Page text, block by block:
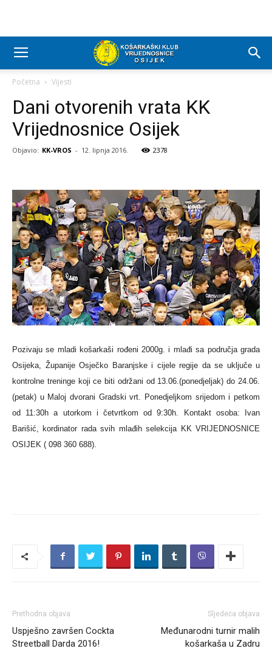
Početna Vijesti
Dani otvorenih vrata KK
Vrijednosnice Osijek
Objavio: KK-VROS - 12. lipnja 2016. 2378
Pozivaju se mladi košarkaši rođeni 2000g. i mlađi sa područja grada
Osijeka, Županije Osječko Baranjske i cijele regije da se uključe u
kontrolne treninge koji ce biti održani od 13.06.(ponedjeljak) do 24.06.
(petak) u Maloj dvorani Gradski vrt. Ponedjeljkom srijedom i petkom
od 11:30h a utorkom i četvrtkom od 9:30h. Kontakt osoba: Ivan
Barišić, kordinator rada svih mlađih selekcija KK VRIJEDNOSNICE
OSIJEK ( 098 360 688).
Prethodna objava
Uspješno završen Cockta
Streetball Darda 2016!
Sljedeća objava
Međunarodni turnir malih
košarkaša u Zadru